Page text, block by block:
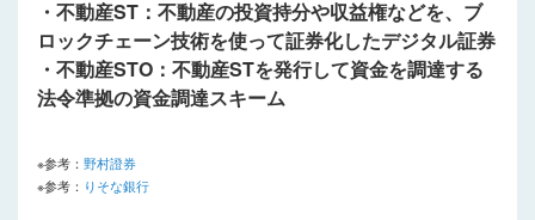
・不動産ST：不動産の投資持分や収益権などを、ブ
ロックチェーン技術を使って証券化したデジタル証券
・不動産STO：不動産STを発行して資金を調達する
法令準拠の資金調達スキーム
※参考： 野村證券
※参考： りそな銀行